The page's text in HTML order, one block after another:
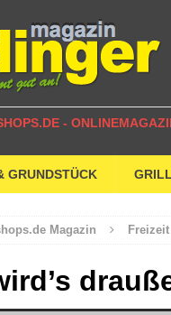
-
GRUNDSTÜCK
Magazin